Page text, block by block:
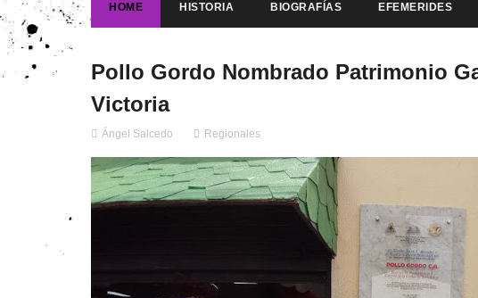
HOME HISTORIA BIOGRAFÍAS EFEMERIDES
Pollo Gordo Nombrado Patrimonio
Victoria
Ángel Salcedo Regionales